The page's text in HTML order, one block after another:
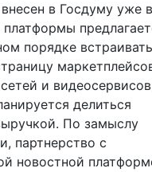
в Госдуму уже в
порядке встраивать
и
делиться
По замыслу
партнерство с
новостной